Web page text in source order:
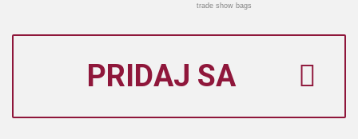
trade show bags
PRIDAJ SA